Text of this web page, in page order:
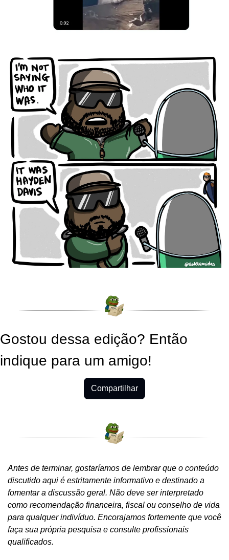
Gostou dessa edição? Então
indique para um amigo!
Compartilhar
Antes de terminar, gostaríamos de lembrar que o conteúdo
discutido aqui é estritamente informativo e destinado a
fomentar a discussão geral. Não deve ser interpretado
como recomendação financeira, fiscal ou conselho de vida
para qualquer indivíduo. Encorajamos fortemente que você
faça sua própria pesquisa e consulte profissionais
qualificados.